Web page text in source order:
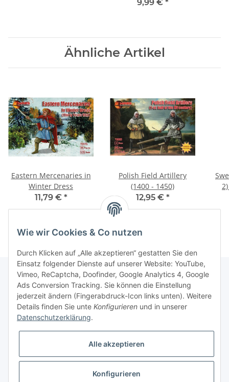
9,99 € *
Ähnliche Artikel
Eastern Mercenaries in
Winter Dress
11,79 € *
Polish Field Artillery
(1400 - 1450)
12,95 € *
Informationen
Gesetzliche Informationen
Wie wir Cookies & Co nutzen
Durch Klicken auf „Alle akzeptieren“ gestatten Sie den
Einsatz folgender Dienste auf unserer Website: YouTube,
Vimeo, ReCaptcha, Doofinder, Google Analytics 4, Google
Ads Conversion Tracking. Sie können die Einstellung
jederzeit ändern (Fingerabdruck-Icon links unten). Weitere
Details finden Sie unte Konfigurieren und in unserer
Datenschutzerklärung.
Alle akzeptieren
Konfigurieren